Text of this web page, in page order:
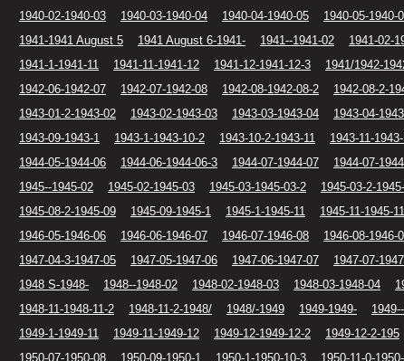
1940-02-1940-03
1940-03-1940-04 1940-04-1940-05 1940-05-1940-
1941-1941 August 5
1941 August 6-1941- 1941--1941-02 1941-02-
1941-1-1941-11
1941-11-1941-12 1941-12-1941-12-3 1941/1942-
1942-06-1942-07
1942-07-1942-08 1942-08-1942-08-2 1942-08-2-
1943-01-2-1943-02
1943-02-1943-03 1943-03-1943-04 1943-04-
1943-09-1943-1
1943-1-1943-10-2 1943-10-2-1943-11 1943-11-
1944-05-1944-06
1944-06-1944-06-3 1944-07-1944-07 1944-07-
1945--1945-02
1945-02-1945-03 1945-03-1945-03-2 1945-03-2-
1945-08-2-1945-09
1945-09-1945-1 1945-1-1945-11 1945-11-1945-
1946-05-1946-06
1946-06-1946-07 1946-07-1946-08 1946-08-1946-
1947-04-3-1947-05
1947-05-1947-06 1947-06-1947-07 1947-07-
1948 S-1948-
1948--1948-02 1948-02-1948-03 1948-03-1948-04
1948-11-1948-11-2
1948-11-2-1948/ 1948/-1949 1949-1949-
1949-1-1949-11
1949-11-1949-12 1949-12-1949-12-2 1949-12-2-195
1950-07-1950-08
1950-09-1950-1 1950-1-1950-10-3 1950-11-0-